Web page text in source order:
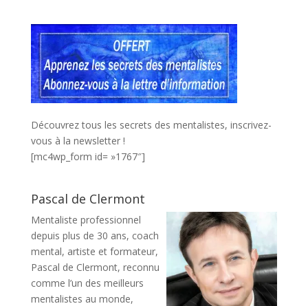
Découvrez tous les secrets des mentalistes, inscrivez-
vous à la newsletter !
[mc4wp_form id= »1767″]
Pascal de Clermont
Mentaliste professionnel
depuis plus de 30 ans, coach
mental, artiste et formateur,
Pascal de Clermont, reconnu
comme l’un des meilleurs
mentalistes au monde,